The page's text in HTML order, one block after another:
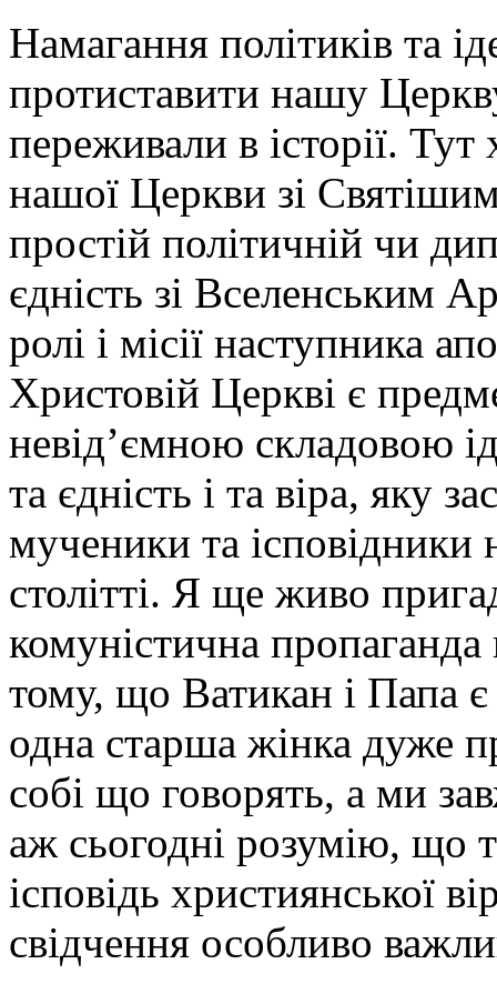
Намагання політиків та
протиставити нашу
переживали в історії.
нашої Церкви зі
простій політичній чи
єдність зі Вселенським
ролі і місії наступника
Христовій Церкві є
невід’ємною складовою
та єдність і та віра, яку
мученики та
столітті. Я ще живо
комуністична
тому, що Ватикан і Папа є
одна старша жінка дуже
собі що говорять, а ми
аж сьогодні розумію, що
ісповідь християнської
свідчення особливо